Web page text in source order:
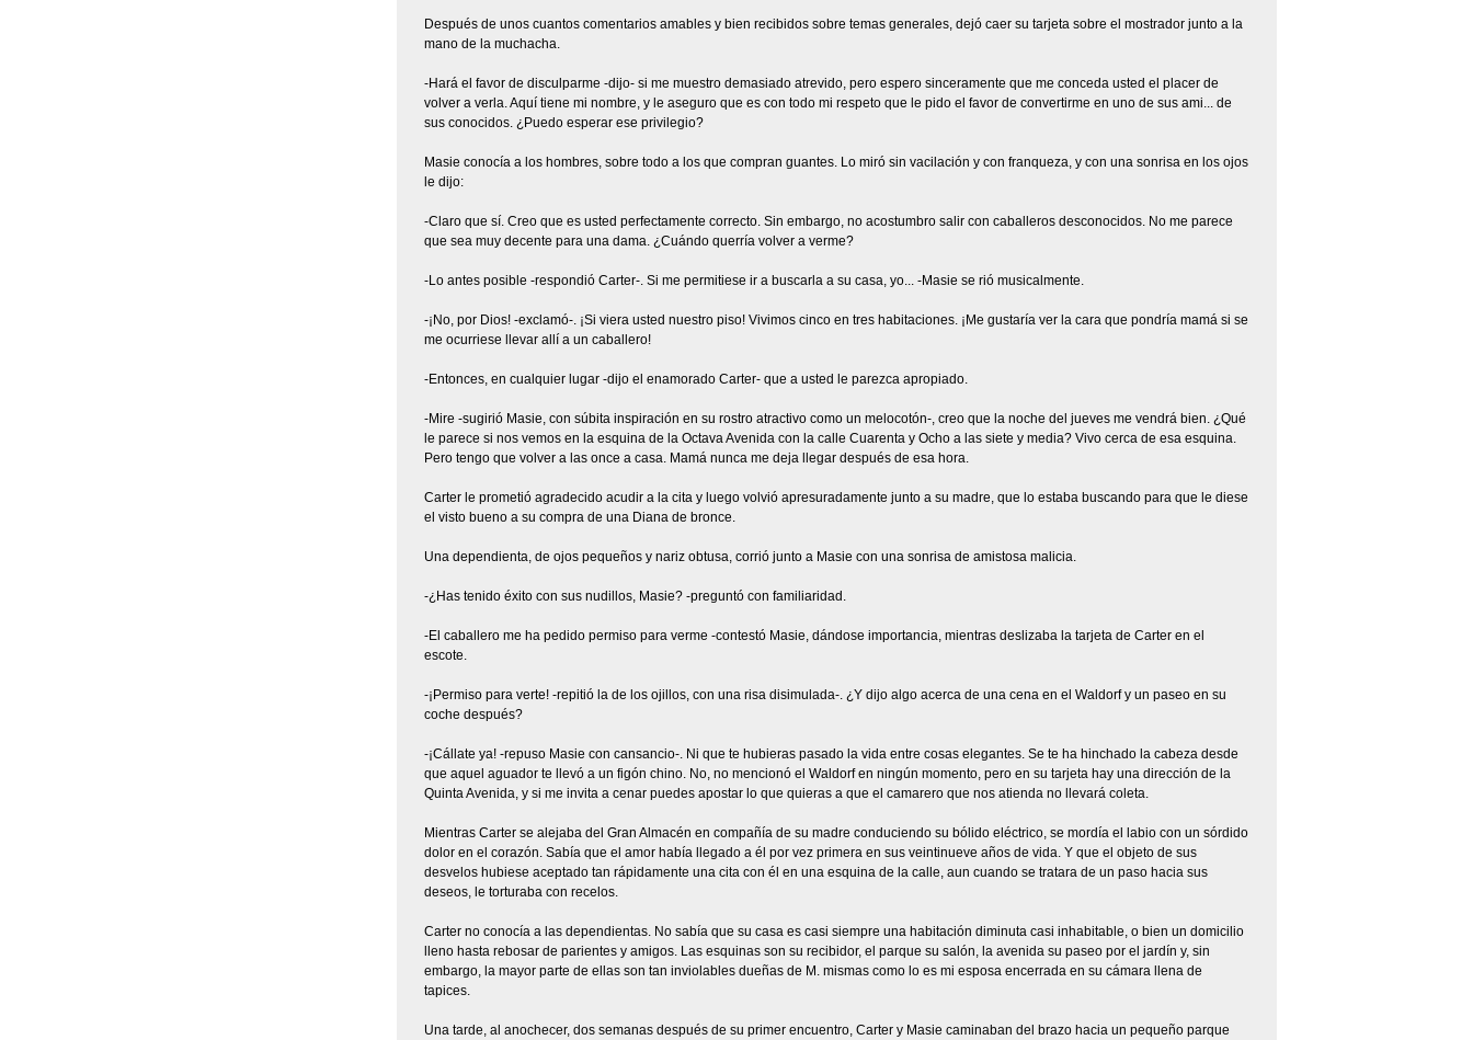
Después de unos cuantos comentarios amables y bien recibidos sobre temas generales, dejó caer su tarjeta sobre el mostrador junto a la
mano de la muchacha.
-Hará el favor de disculparme -dijo- si me muestro demasiado atrevido, pero espero sinceramente que me conceda usted el placer de
volver a verla. Aquí tiene mi nombre, y le aseguro que es con todo mi respeto que le pido el favor de convertirme en uno de sus ami... de
sus conocidos. ¿Puedo esperar ese privilegio?
Masie conocía a los hombres, sobre todo a los que compran guantes. Lo miró sin vacilación y con franqueza, y con una sonrisa en los ojos
le dijo:
-Claro que sí. Creo que es usted perfectamente correcto. Sin embargo, no acostumbro salir con caballeros desconocidos. No me parece
que sea muy decente para una dama. ¿Cuándo querría volver a verme?
-Lo antes posible -respondió Carter-. Si me permitiese ir a buscarla a su casa, yo... -Masie se rió musicalmente.
-¡No, por Dios! -exclamó-. ¡Si viera usted nuestro piso! Vivimos cinco en tres habitaciones. ¡Me gustaría ver la cara que pondría mamá si se
me ocurriese llevar allí a un caballero!
-Entonces, en cualquier lugar -dijo el enamorado Carter- que a usted le parezca apropiado.
-Mire -sugirió Masie, con súbita inspiración en su rostro atractivo como un melocotón-, creo que la noche del jueves me vendrá bien. ¿Qué
le parece si nos vemos en la esquina de la Octava Avenida con la calle Cuarenta y Ocho a las siete y media? Vivo cerca de esa esquina.
Pero tengo que volver a las once a casa. Mamá nunca me deja llegar después de esa hora.
Carter le prometió agradecido acudir a la cita y luego volvió apresuradamente junto a su madre, que lo estaba buscando para que le diese
el visto bueno a su compra de una Diana de bronce.
Una dependienta, de ojos pequeños y nariz obtusa, corrió junto a Masie con una sonrisa de amistosa malicia.
-¿Has tenido éxito con sus nudillos, Masie? -preguntó con familiaridad.
-El caballero me ha pedido permiso para verme -contestó Masie, dándose importancia, mientras deslizaba la tarjeta de Carter en el
escote.
-¡Permiso para verte! -repitió la de los ojillos, con una risa disimulada-. ¿Y dijo algo acerca de una cena en el Waldorf y un paseo en su
coche después?
-¡Cállate ya! -repuso Masie con cansancio-. Ni que te hubieras pasado la vida entre cosas elegantes. Se te ha hinchado la cabeza desde
que aquel aguador te llevó a un figón chino. No, no mencionó el Waldorf en ningún momento, pero en su tarjeta hay una dirección de la
Quinta Avenida, y si me invita a cenar puedes apostar lo que quieras a que el camarero que nos atienda no llevará coleta.
Mientras Carter se alejaba del Gran Almacén en compañía de su madre conduciendo su bólido eléctrico, se mordía el labio con un sórdido
dolor en el corazón. Sabía que el amor había llegado a él por vez primera en sus veintinueve años de vida. Y que el objeto de sus
desvelos hubiese aceptado tan rápidamente una cita con él en una esquina de la calle, aun cuando se tratara de un paso hacia sus
deseos, le torturaba con recelos.
Carter no conocía a las dependientas. No sabía que su casa es casi siempre una habitación diminuta casi inhabitable, o bien un domicilio
lleno hasta rebosar de parientes y amigos. Las esquinas son su recibidor, el parque su salón, la avenida su paseo por el jardín y, sin
embargo, la mayor parte de ellas son tan inviolables dueñas de M. mismas como lo es mi esposa encerrada en su cámara llena de
tapices.
Una tarde, al anochecer, dos semanas después de su primer encuentro, Carter y Masie caminaban del brazo hacia un pequeño parque